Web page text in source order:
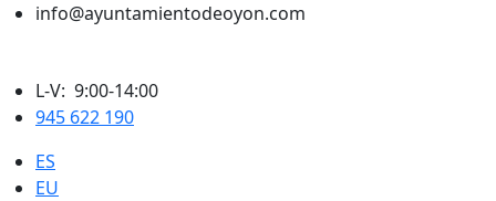
info@ayuntamientodeoyon.com
L-V: 9:00-14:00
945 622 190
ES
EU